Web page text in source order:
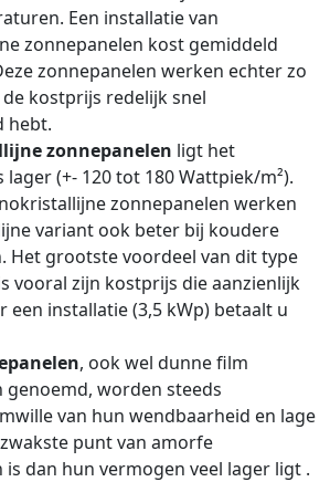
Een installatie van
zonnepanelen kost gemiddeld
zonnepanelen werken echter zo
kostprijs redelijk snel
hebt.
zonnepanelen ligt het
(+- 120 tot 180 Wattpiek/m²).
zonnepanelen werken
variant ook beter bij koudere
Het grootste voordeel van dit type
vooral zijn kostprijs die aanzienlijk
een installatie (3,5 kWp) betaalt u
, ook wel dunne film
genoemd, worden steeds
van hun wendbaarheid en lage
punt van amorfe
is dan hun vermogen veel lager ligt .